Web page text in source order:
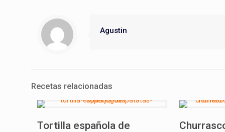
Agustin
Recetas relacionadas
Tortilla española de